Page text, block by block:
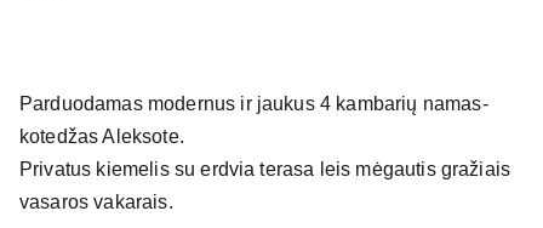
Parduodamas modernus ir jaukus 4 kambarių namas-
kotedžas Aleksote.
Privatus kiemelis su erdvia terasa leis mėgautis gražiais
vasaros vakarais.